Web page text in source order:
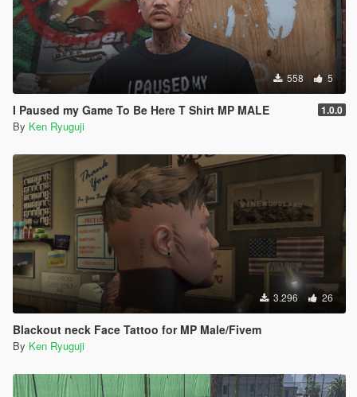
558 5
I Paused my Game To Be Here T Shirt MP MALE 1.0.0
By Ken Ryuguji
3.296 26
Blackout neck Face Tattoo for MP Male/Fivem
By Ken Ryuguji